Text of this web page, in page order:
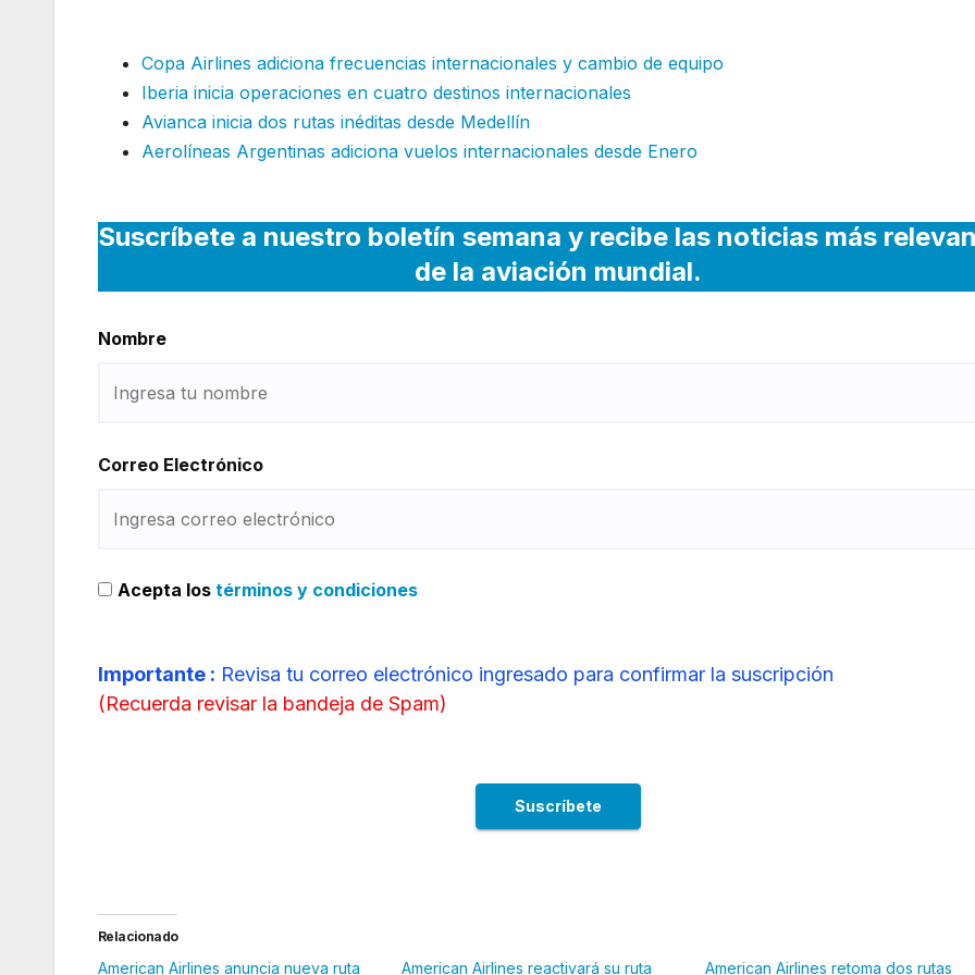
Copa Airlines adiciona frecuencias internacionales y cambio de equipo
Iberia inicia operaciones en cuatro destinos internacionales
Avianca inicia dos rutas inéditas desde Medellín
Aerolíneas Argentinas adiciona vuelos internacionales desde Enero
Suscríbete a nuestro boletín semana y recibe las noticias más
de la aviación mundial.
Nombre
Correo Electrónico
Acepta los términos y condiciones
Importante : Revisa tu correo electrónico ingresado para confirmar la suscripción
(Recuerda revisar la bandeja de Spam)
Relacionado
American Airlines anuncia nueva ruta American Airlines reactivará su ruta American Airlines retoma dos rutas